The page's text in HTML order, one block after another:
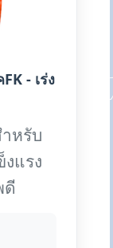
- เร่ง
หรับ
แรง
ดี